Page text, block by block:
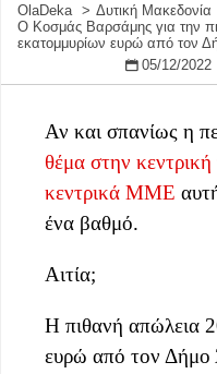
OlaDeka Δυτική Μακεδονία
Ο Κοσμάς Βαρσάμης για την
εκατομμυρίων ευρώ από τον
05/12/2022
Αν και σπανίως η
θέμα στην
κεντρικά ΜΜΕ
ένα βαθμό.
Αιτία;
H πιθανή απώλεια
ευρώ από τον Δήμο